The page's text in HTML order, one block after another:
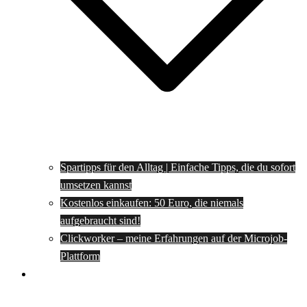
Spartipps für den Alltag | Einfache Tipps, die du sofort
umsetzen kannst
Kostenlos einkaufen: 50 Euro, die niemals
aufgebraucht sind!
Clickworker – meine Erfahrungen auf der Microjob-
Plattform